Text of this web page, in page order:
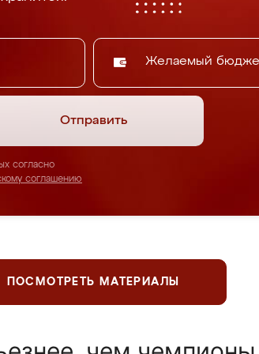
Желаемый
Отправить
согласно
соглашению
ПОСМОТРЕТЬ МАТЕРИАЛЫ